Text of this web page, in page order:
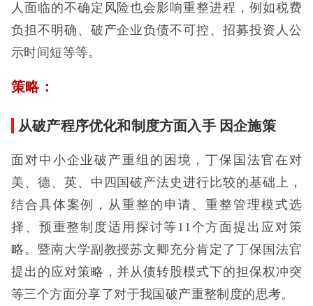
人面临的不确定风险也会影响重整进程，例如税费
负担不明确、破产企业负债不可控、招募投资人公
示时间短等等。
策略：
从破产程序优化和制度方面入手 因企施策
面对中小企业破产重组的困境，丁保国法官在对
美、德、英、中四国破产法史进行比较的基础上，
结合具体案例，从重整的申请、重整管理模式选
择、预重整制度适用探讨等11个方面提出应对策
略。暨南大学副教授苏文卿充分肯定了丁保国法官
提出的应对策略，并从债转股模式下的担保权冲突
等三个方面分享了对于我国破产重整制度的思考。